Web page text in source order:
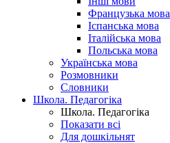
Французька мова
Іспанська мова
Італійська мова
Польська мова
Українська мова
Розмовники
Словники
Школа. Педагогіка
Школа. Педагогіка
Показати всі
Для дошкільнят